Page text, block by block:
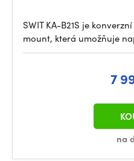
SWIT KA-B21S je
mount, která umožňuje
7
na